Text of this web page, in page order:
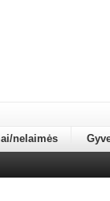
nelaimės